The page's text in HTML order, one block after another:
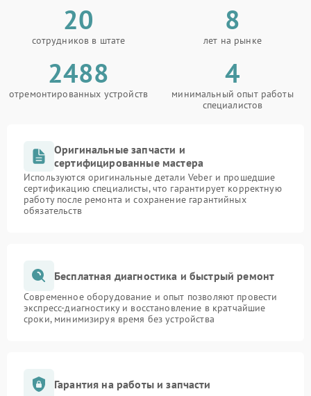
20
сотрудников в штате
8
лет на рынке
2488
отремонтированных устройств
4
минимальный опыт работы
специалистов
Оригинальные запчасти и
сертифицированные мастера
Используются оригинальные детали Veber и прошедшие
сертификацию специалисты, что гарантирует корректную
работу после ремонта и сохранение гарантийных
обязательств
Бесплатная диагностика и быстрый ремонт
Современное оборудование и опыт позволяют провести
экспресс-диагностику и восстановление в кратчайшие
сроки, минимизируя время без устройства
Гарантия на работы и запчасти